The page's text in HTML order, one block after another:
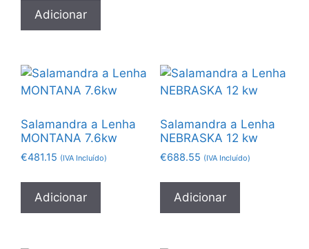
Adicionar
Salamandra a Lenha
MONTANA 7.6kw
€481.15 (IVA Incluído)
Adicionar
Salamandra a Lenha
NEBRASKA 12 kw
€688.55 (IVA Incluído)
Adicionar